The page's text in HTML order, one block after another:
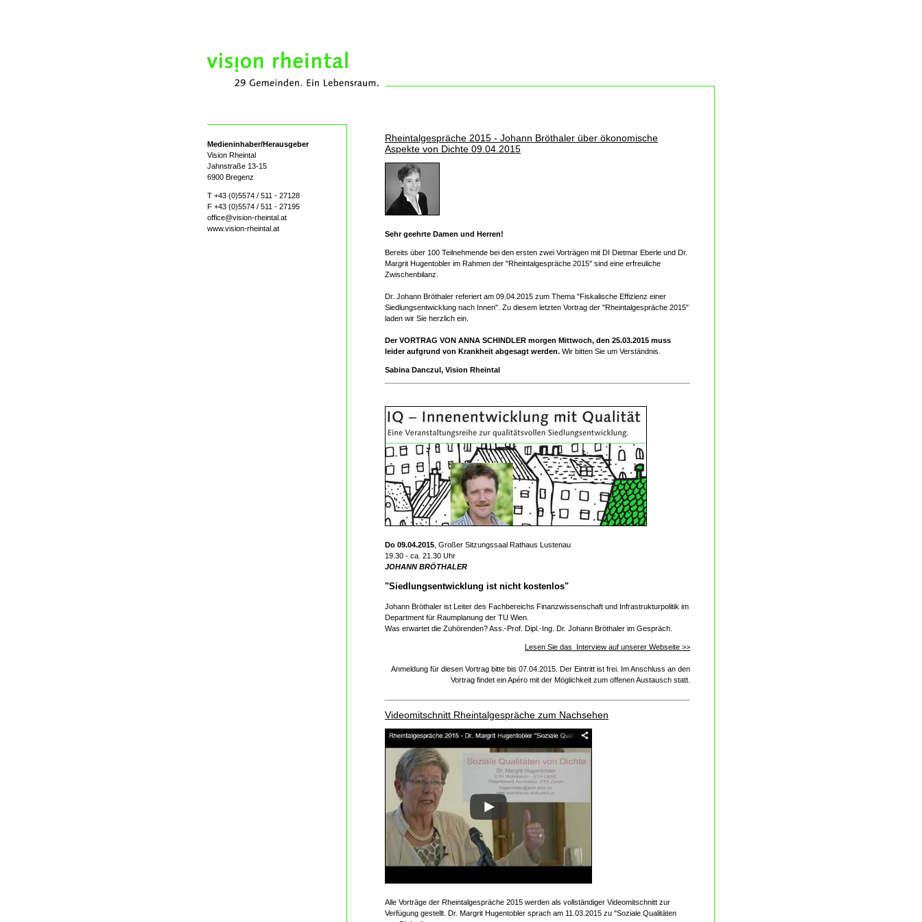
Medieninhaber/Herausgeber
Vision Rheintal
Jahnstraße 13-15
6900 Bregenz
T +43 (0)5574 / 511 - 27128
F +43 (0)5574 / 511 - 27195
office@vision-rheintal.at
www.vision-rheintal.at
Rheintalgespräche 2015 - Johann Bröthaler über ökonomische
Aspekte von Dichte 09.04.2015
Sehr geehrte Damen und Herren!
Bereits über 100 Teilnehmende bei den ersten zwei Vorträgen mit DI Dietmar Eberle und Dr.
Margrit Hugentobler im Rahmen der "Rheintalgespräche 2015" sind eine erfreuliche
Zwischenbilanz.
Dr. Johann Bröthaler referiert am 09.04.2015 zum Thema "Fiskalische Effizienz einer
Siedlungsentwicklung nach Innen". Zu diesem letzten Vortrag der "Rheintalgespräche 2015"
laden wir Sie herzlich ein.
Der VORTRAG VON ANNA SCHINDLER morgen Mittwoch, den 25.03.2015 muss
leider aufgrund von Krankheit abgesagt werden. Wir bitten Sie um Verständnis.
Sabina Danczul, Vision Rheintal
Do 09.04.2015 , Großer Sitzungssaal Rathaus Lustenau
19.30 - ca. 21.30 Uhr
JOHANN BRÖTHALER
"Siedlungsentwicklung ist nicht kostenlos"
Johann Bröthaler ist Leiter des Fachbereichs Finanzwissenschaft und Infrastrukturpolitik im
Department für Raumplanung der TU Wien.
Was erwartet die Zuhörenden? Ass.-Prof. Dipl.-Ing. Dr. Johann Bröthaler im Gespräch.
Lesen Sie das Interview auf unserer Webseite >>
Anmeldung für diesen Vortrag bitte bis 07.04.2015. Der Eintritt ist frei. Im Anschluss an den
Vortrag findet ein Apéro mit der Möglichkeit zum offenen Austausch statt.
Videomitschnitt Rheintalgespräche zum Nachsehen
Alle Vorträge der Rheintalgespräche 2015 werden als vollständiger Videomitschnitt zur
Verfügung gestellt. Dr. Margrit Hugentobler sprach am 11.03.2015 zu "Soziale Qualitäten